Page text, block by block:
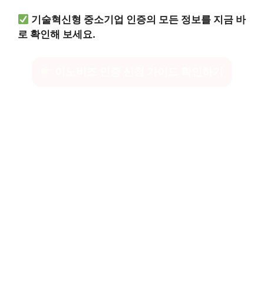
기술혁신형 중소기업 인증의 모든 정보를 지금 바
로 확인해 보세요.